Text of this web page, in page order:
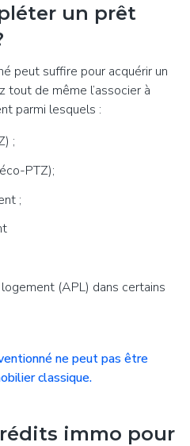
un prêt
peut suffire pour acquérir un
tout de même l’associer à
parmi lesquels :
;
PTZ);
;
logement (APL) dans certains
ne peut pas être
classique.
immo pour